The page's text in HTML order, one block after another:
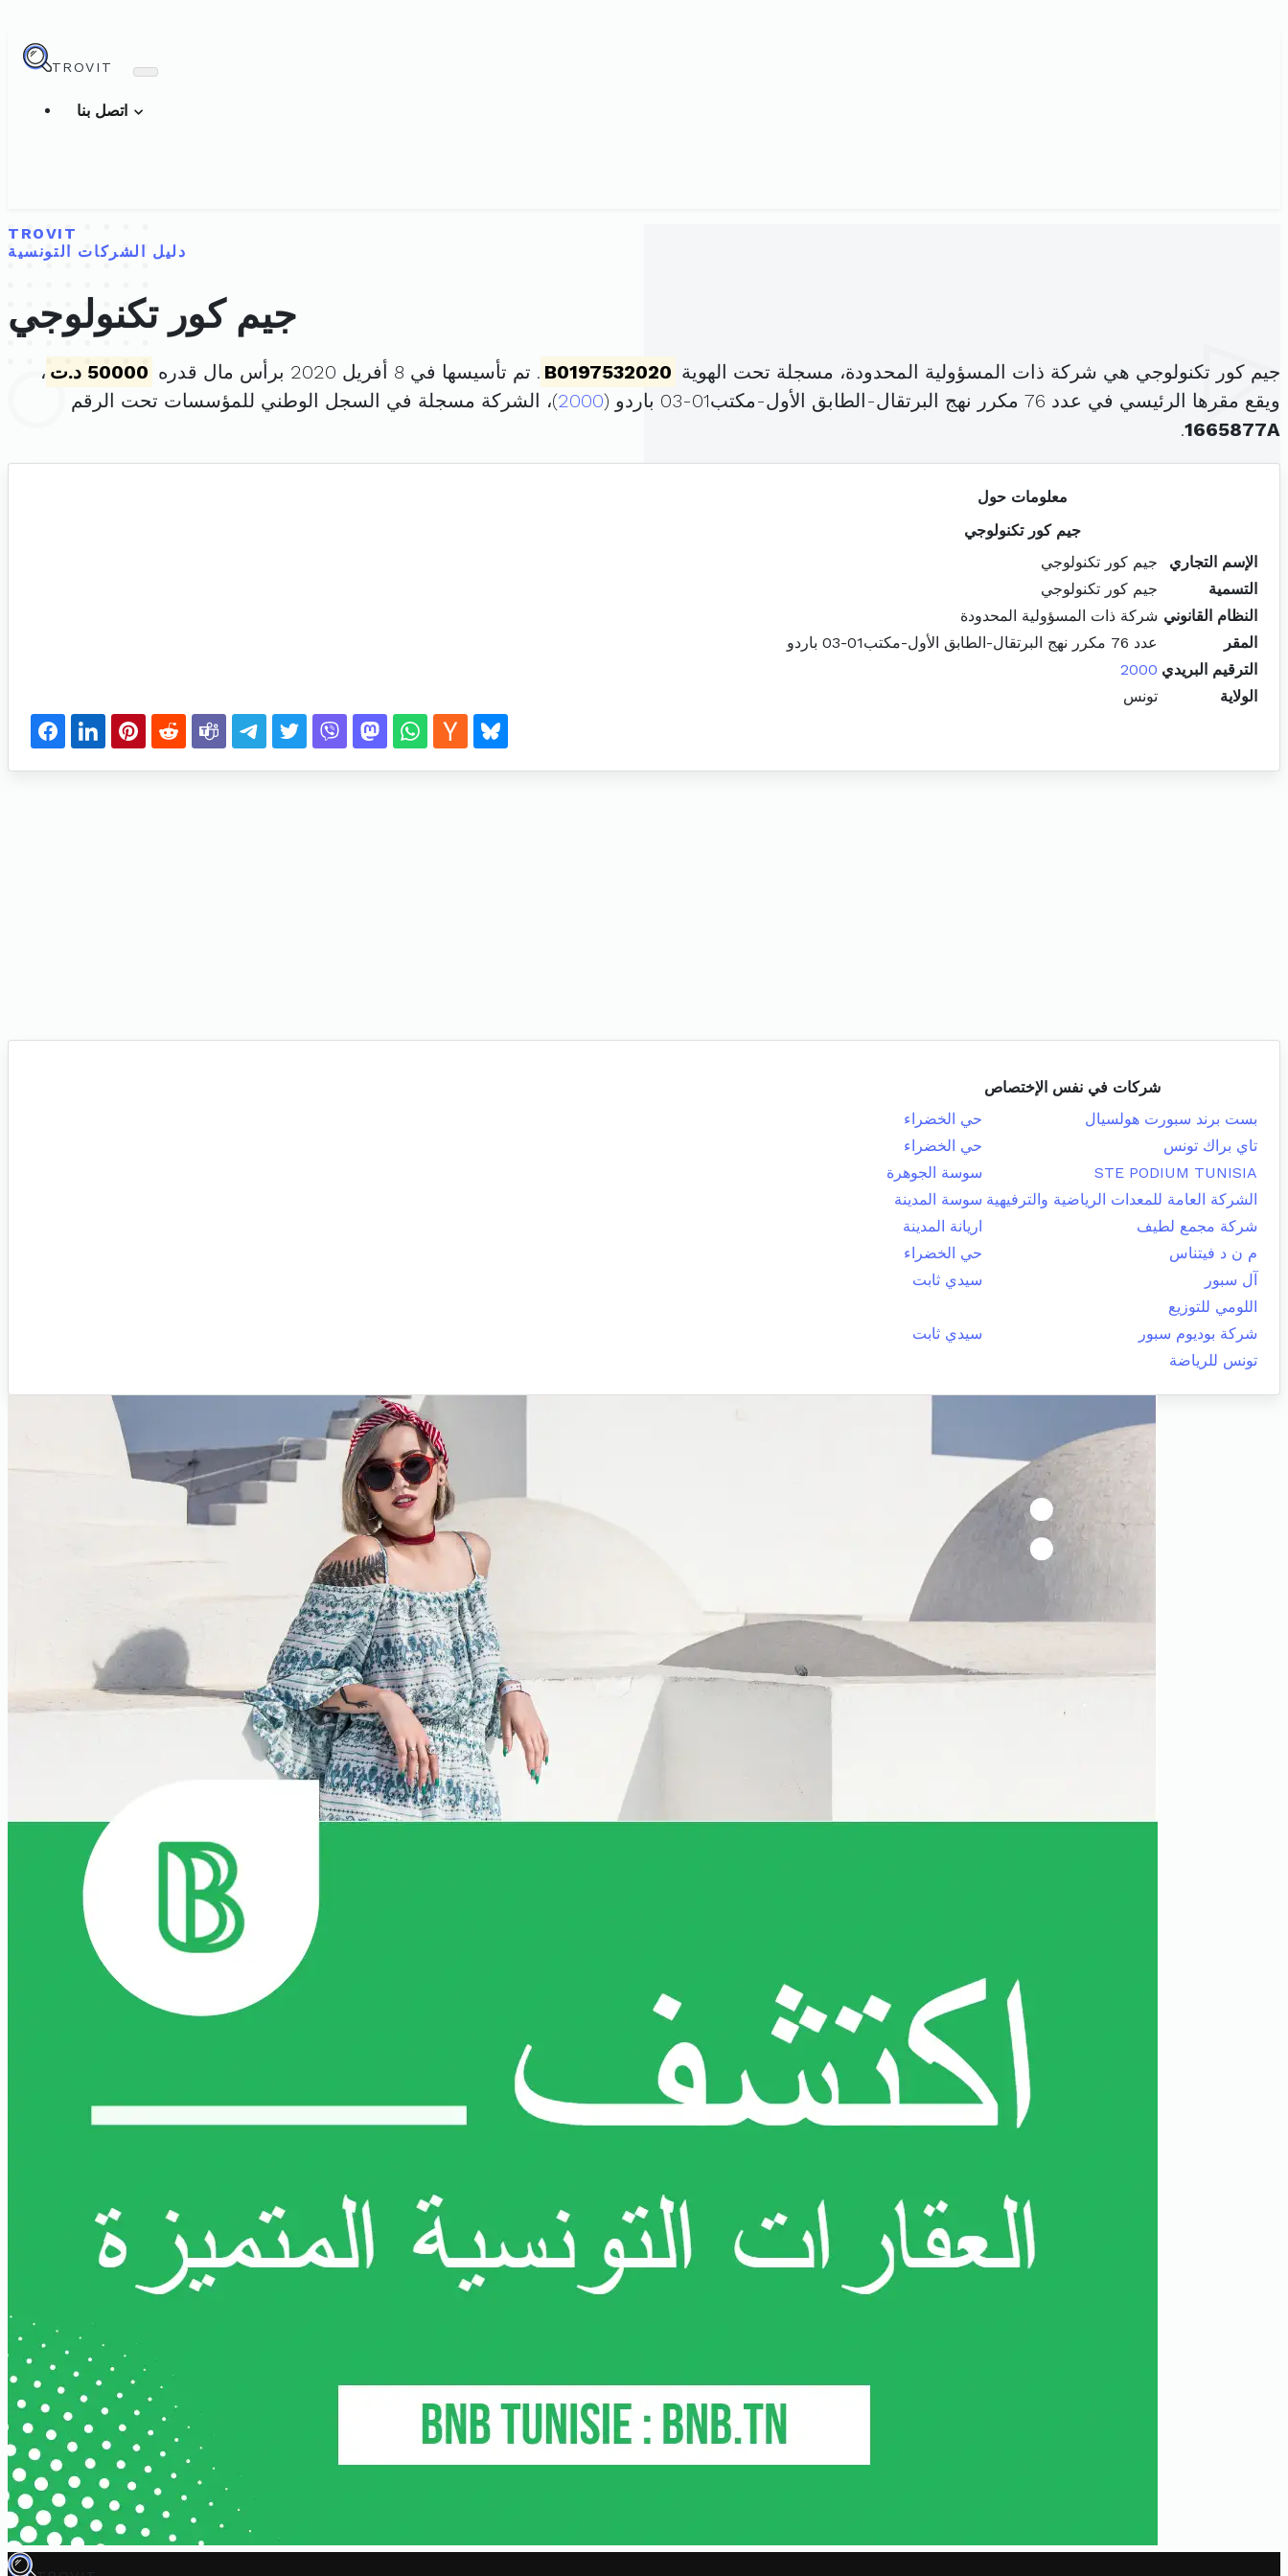
TROVIT
TROVIT
دليل الشركات التونسية
جيم كور تكنولوجي
جيم كور تكنولوجي هي شركة ذات المسؤولية المحدودة، مسجلة تحت الهوية B0197532020 . تم تأسيسها في 8 أفريل 2020 برأس مال قدره 50000 د.ت
،
ويقع مقرها الرئيسي في عدد 76 مكرر نهج البرتقال-الطابق الأول-مكتب01-03 باردو (
2000)، الشركة مسجلة في السجل الوطني للمؤسسات تحت الرقم
1665877A
.
معلومات حول
جيم كور تكنولوجي
الإسم التجاري
جيم كور تكنولوجي
التسمية
جيم كور تكنولوجي
النظام القانوني شركة ذات المسؤولية المحدودة
المقر
عدد 76 مكرر نهج البرتقال-الطابق الأول-مكتب01-03 باردو
الترقيم البريدي 2000
الولاية
تونس
شركات في نفس الإختصاص
بست برند سبورت هولسيال
حي الخضراء
تاي براك تونس
حي الخضراء
STE PODIUM TUNISIA
سوسة الجوهرة
الشركة العامة للمعدات الرياضية والترفيهية سوسة المدينة
شركة مجمع لطيف
اريانة المدينة
م ن د فيتناس
حي الخضراء
آل سبور
سيدي ثابت
اللومي للتوزيع
شركة بوديوم سبور
سيدي ثابت
تونس للرياضة